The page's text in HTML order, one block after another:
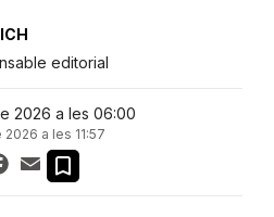
editorial
2026 a les 06:00
a les 11:57
Facebook
Email